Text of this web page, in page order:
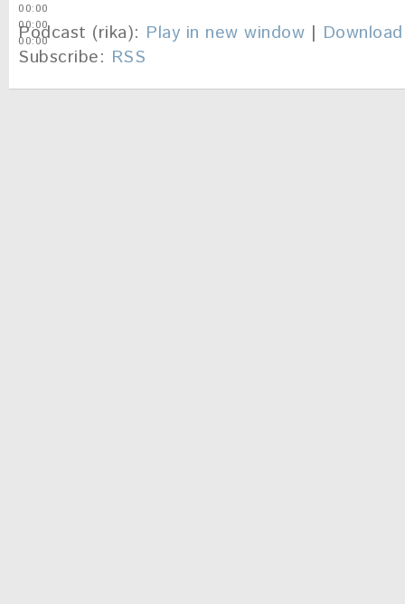
00:00
00:00
00:00
Podcast (rika): Play in new window | Download
Subscribe: RSS